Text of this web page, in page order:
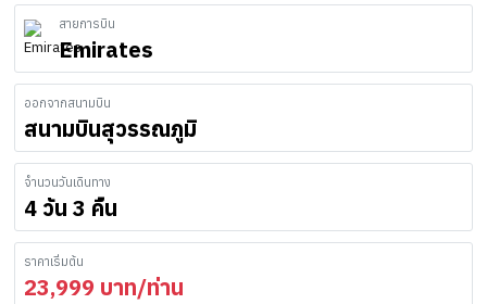
สายการบิน
Emirates
ออกจากสนามบิน
สนามบินสุวรรณภูมิ
จำนวนวันเดินทาง
4 วัน 3 คืน
ราคาเริ่มต้น
23,999 บาท/ท่าน